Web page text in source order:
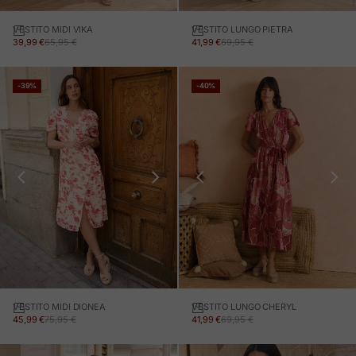
VESTITO MIDI VIKA
PREZZO IN OFFERTA
39,99 €PREZZO NORMALE
65,95 €
VESTITO LUNGO PIETRA
PREZZO IN OFFERTA
41,99 €PREZZO NORMALE
69,95 €
-39%
VESTITO MIDI DIONEA
PREZZO IN OFFERTA
45,99 €PREZZO NORMALE
75,95 €
-40%
VESTITO LUNGO CHERYL
PREZZO IN OFFERTA
41,99 €PREZZO NORMALE
69,95 €